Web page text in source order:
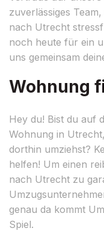
zuverlässiges
nach Utrecht
noch heute für ein
uns gemeinsam
Wohnung
Hey du! Bist du auf
Wohnung in
dorthin umziehst?
helfen! Um einen
nach Utrecht zu
genau da kommt
Spiel.